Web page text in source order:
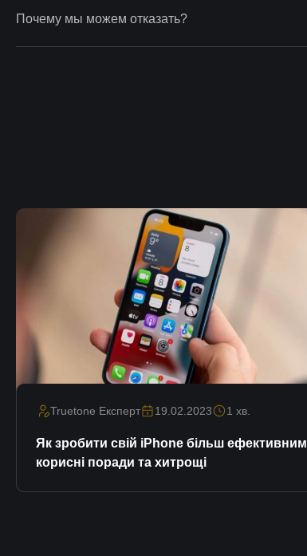
Почему мы можем отказать?
Truetone Експерт 19.02.2023 1 хв.
Як зробити свій iPhone більш
корисні поради та хитрощі